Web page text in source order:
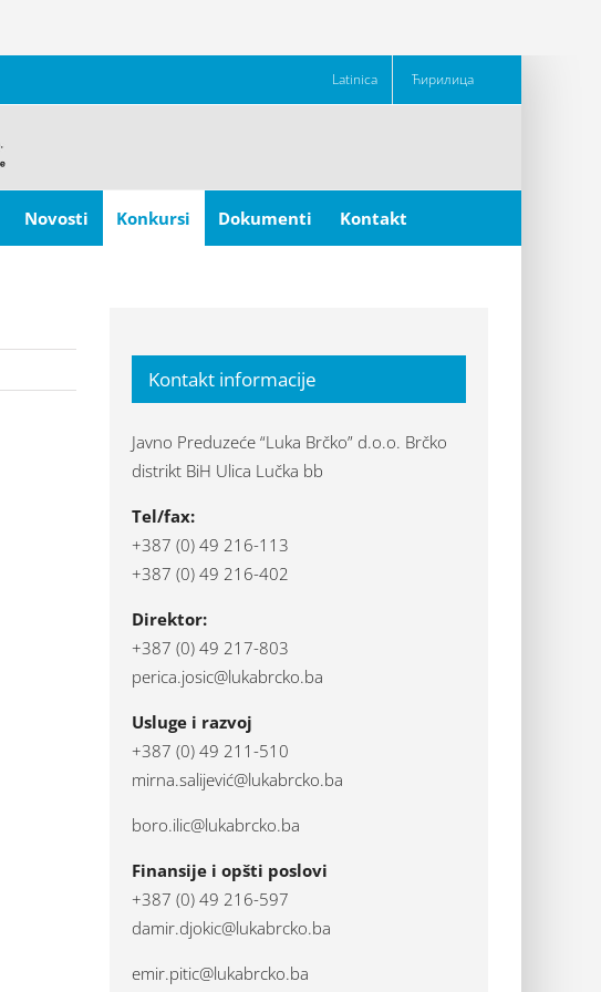
Latinica Ћирилица
Novosti Konkursi Dokumenti Kontakt
Kontakt informacije
Javno Preduzeće “Luka Brčko” d.o.o. Brčko
distrikt BiH Ulica Lučka bb
Tel/fax:
+387 (0) 49 216-113
+387 (0) 49 216-402
Direktor:
+387 (0) 49 217-803
perica.josic@lukabrcko.ba
Usluge i razvoj
+387 (0) 49 211-510
mirna.salijević@lukabrcko.ba
boro.ilic@lukabrcko.ba
Finansije i opšti poslovi
+387 (0) 49 216-597
damir.djokic@lukabrcko.ba
emir.pitic@lukabrcko.ba